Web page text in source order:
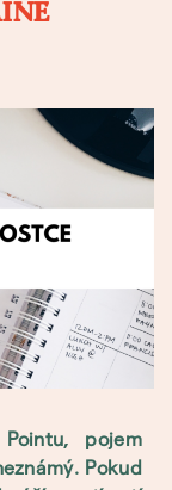
pojem
Pokud